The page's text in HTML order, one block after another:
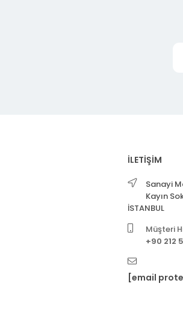
İLETİŞİM
Sanayi
Kayın
İSTANBUL
Müşteri
+90 212
[email